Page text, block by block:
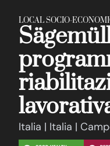
LOCAL SOCIO-
Italia | Italia |